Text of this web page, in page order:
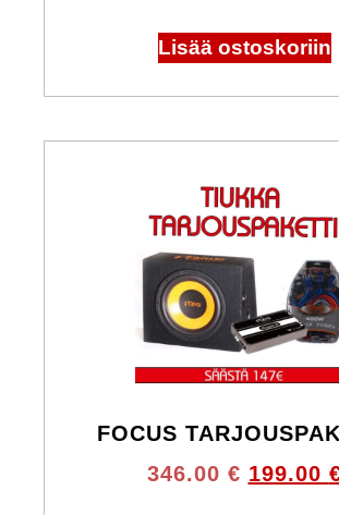
Lisää ostoskoriin
FOCUS
346.00 € 199.00